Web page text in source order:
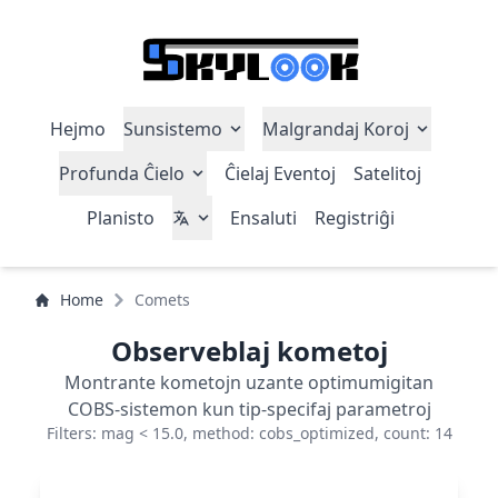
Hejmo Sunsistemo
Malgrandaj Koroj
Profunda Ĉielo
Ĉielaj Eventoj
Satelitoj
Planisto
Ensaluti Registriĝi
Home Comets
Observeblaj kometoj
Montrante kometojn uzante optimumigitan
COBS-sistemon kun tip-specifaj parametroj
Filters: mag < 15.0, method: cobs_optimized, count: 14